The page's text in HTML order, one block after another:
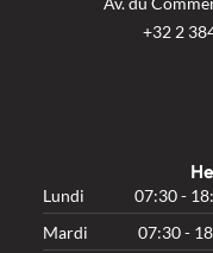
+32 2
Lundi
07:30 -
Mardi
07:30 -